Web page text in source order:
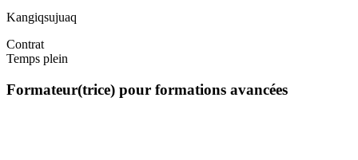
Kangiqsujuaq
Contrat
Temps plein
Formateur(trice) pour formations avancées